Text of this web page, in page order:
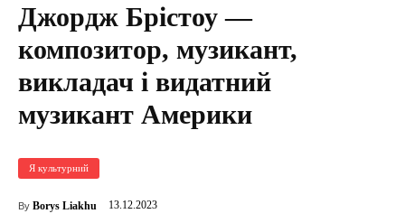
Джордж Брістоу —
композитор, музикант,
викладач і видатний
музикант Америки
Я культурний
By Borys Liakhu 13.12.2023